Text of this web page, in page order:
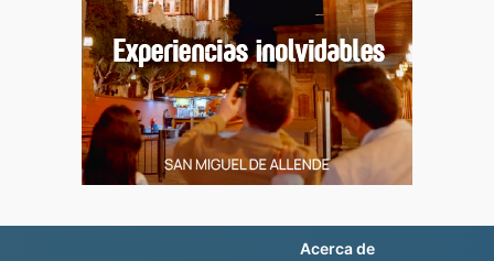
Acerca de